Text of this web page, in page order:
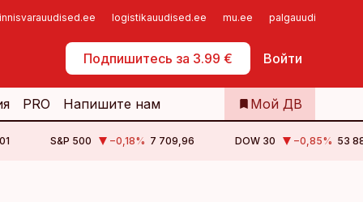
logistikauudised.ee mu.ee palgauudised.ee
Подпишитесь за 3.99 € Войти
Самообслуживание
PRO Напишите нам Мой ДВ
S&P 500 −0,18% 7 709,96 DOW 30 −0,85% 53